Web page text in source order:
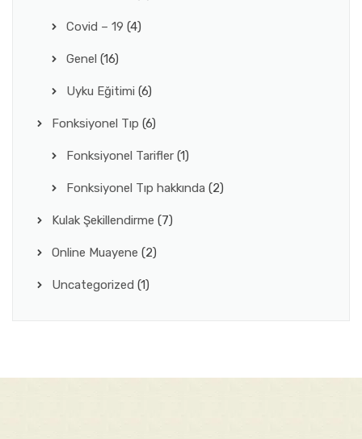
Covid – 19 (4)
Genel (16)
Uyku Eğitimi (6)
Fonksiyonel Tıp (6)
Fonksiyonel Tarifler (1)
Fonksiyonel Tıp hakkında (2)
Kulak Şekillendirme (7)
Online Muayene (2)
Uncategorized (1)